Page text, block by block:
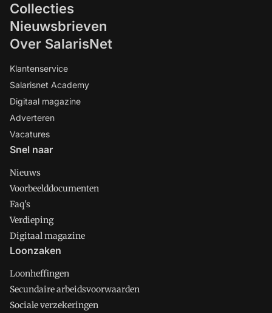
Collecties
Nieuwsbrieven
Over SalarisNet
Klantenservice
Salarisnet Academy
Digitaal magazine
Adverteren
Vacatures
Snel naar
Nieuws
Voorbeelddocumenten
Faq's
Verdieping
Digitaal magazine
Loonzaken
Loonheffingen
Secundaire arbeidsvoorwaarden
Sociale verzekeringen